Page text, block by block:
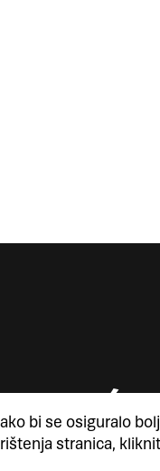
bi se osiguralo
stranica,